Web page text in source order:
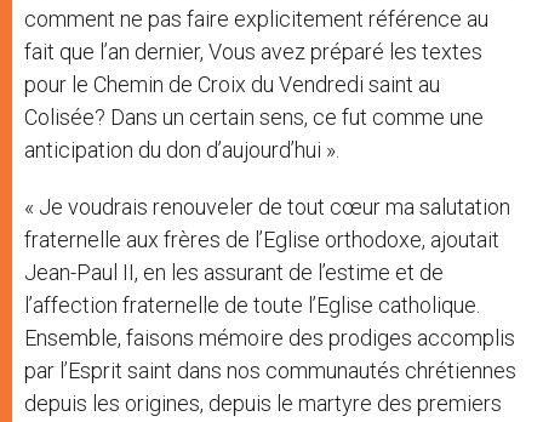
comment ne pas faire explicitement référence au
fait que l’an dernier, Vous avez préparé les textes
pour le Chemin de Croix du Vendredi saint au
Colisée? Dans un certain sens, ce fut comme une
anticipation du don d’aujourd’hui ».
« Je voudrais renouveler de tout cœur ma salutation
fraternelle aux frères de l’Eglise orthodoxe, ajoutait
Jean-Paul II, en les assurant de l’estime et de
l’affection fraternelle de toute l’Eglise catholique.
Ensemble, faisons mémoire des prodiges accomplis
par l’Esprit saint dans nos communautés chrétiennes
depuis les origines, depuis le martyre des premiers